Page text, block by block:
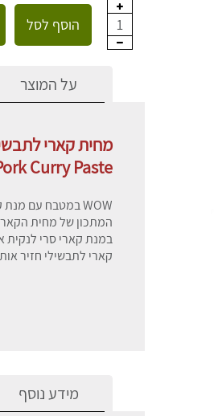
1 הוסף לסל
על המוצר
מחית קארי
Curry Paste
WOW במטבח עם מנת קארי מהירה
המתכון של מחית
במנת קארי סרי לנקית
קארי לתבשילי חזיר
מידע נוסף